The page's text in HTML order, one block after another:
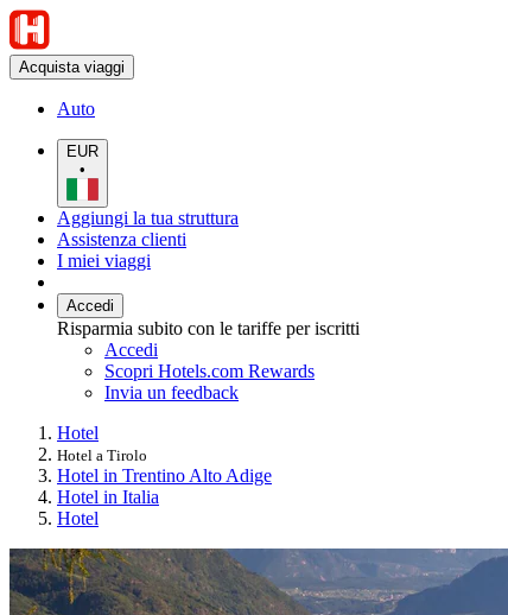
Acquista viaggi
Auto
EUR
•
Aggiungi la tua struttura
Assistenza clienti
I miei viaggi
Accedi
Risparmia subito con le tariffe per iscritti
Accedi
Scopri Hotels.com Rewards
Invia un feedback
Hotel
Hotel a Tirolo
Hotel in Trentino Alto Adige
Hotel in Italia
Hotel